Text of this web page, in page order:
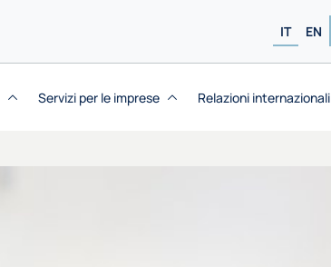
IT EN
Servizi per le imprese Relazioni internazionali